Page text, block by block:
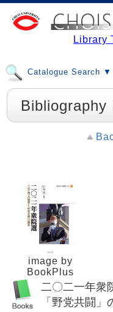
Library
Catalogue Search ▼
Bibliography
image by
BookPlus
二〇二一年衆
「野党共闘」